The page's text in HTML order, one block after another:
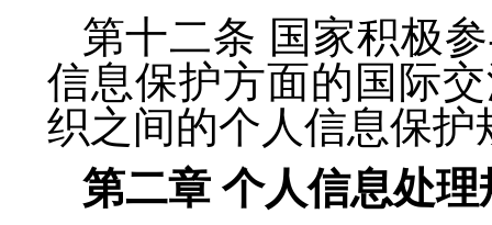
第十二条 国家积极
信息保护方面的国际
织之间的个人信息保
第二章 个人信息处理